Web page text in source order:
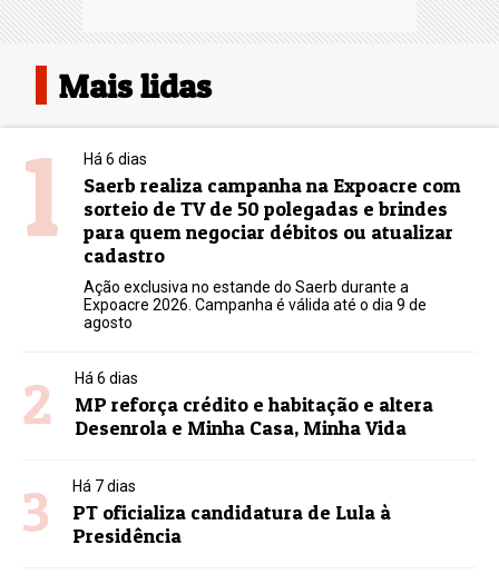
Mais lidas
1 Há 6 dias
Saerb realiza campanha na Expoacre com
sorteio de TV de 50 polegadas e brindes
para quem negociar débitos ou atualizar
cadastro
Ação exclusiva no estande do Saerb durante a
Expoacre 2026. Campanha é válida até o dia 9 de
agosto
2 Há 6 dias
MP reforça crédito e habitação e altera
Desenrola e Minha Casa, Minha Vida
3 Há 7 dias
PT oficializa candidatura de Lula à
Presidência